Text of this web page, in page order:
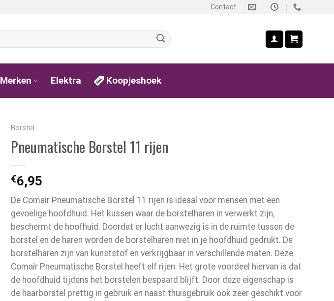
Contact
Merken Elektra Koopjeshoek
Borstel
Pneumatische Borstel 11 rijen
€6,95
De Comair Pneumatische Borstel 11 rijen is ideaal voor mensen met een
gevoelige hoofdhuid. Het kussen waar de borstelharen in verwerkt zijn,
beschermt de hoofhuid. Doordat er lucht aanwezig is in de ruimte tussen de
borstel en de haren worden de borstelharen niet in je hoofdhuid gedrukt. De
borstelharen zijn van kunststof en verkrijgbaar in verschillende maten. Deze
Comair Pneumatische Borstel heeft elf rijen. Het grote voordeel hiervan is dat
de hoofdhuid tijdens het borstelen bespaard blijft. Door deze eigenschap is
de haarborstel prettig in gebruik en naast thuisgebruik ook zeer geschikt voor